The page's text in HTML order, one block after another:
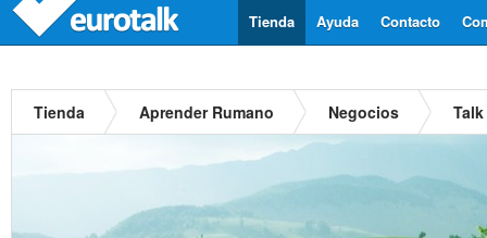
Contacto
Ayuda
Tienda
Tienda Aprender Rumano Negocios